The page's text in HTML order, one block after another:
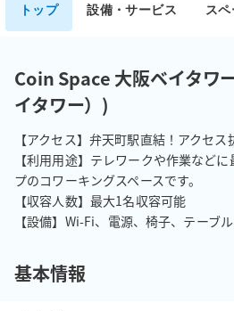
トップ 設備・サービス ス
Coin Space 大阪ベイタワ
イタワー）)
【アクセス】弁天町駅直結！アクセス
【利用用途】テレワークや作業など
プのコワーキングスペースです。
【収容人数】最大1名収容可能
【設備】Wi-Fi、電源、椅子、テーブ
基本情報